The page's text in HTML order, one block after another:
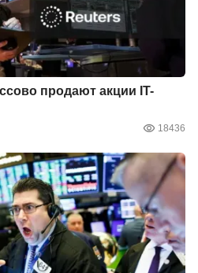
продают акции IT-
18436